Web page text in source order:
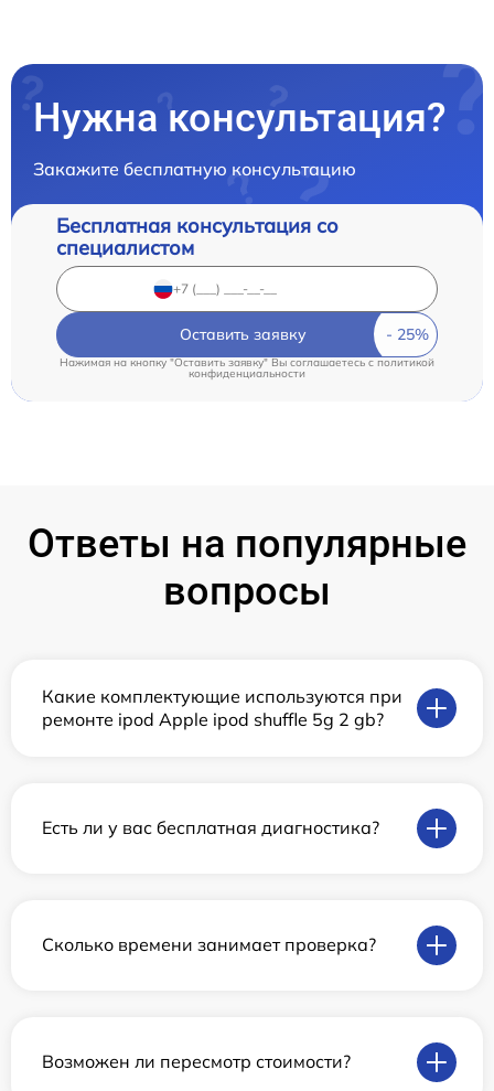
Нужна консультация?
Закажите бесплатную консультацию
Бесплатная консультация со
специалистом
Оставить заявку
Нажимая на кнопку "Оставить заявку" Вы соглашаетесь cполитикой
конфиденциальности
Ответы на популярные
вопросы
Какие комплектующие используются при
ремонте ipod Apple ipod shuffle 5g 2 gb?
Есть ли у вас бесплатная диагностика?
Сколько времени занимает проверка?
Возможен ли пересмотр стоимости?